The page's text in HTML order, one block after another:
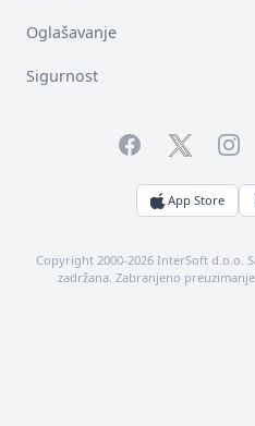
Oglašavanje
Sigurnost
FacebookTwitter
App Store
Copyright 2000-2026 InterSoft d.o.o.
zadržana. Zabranjeno